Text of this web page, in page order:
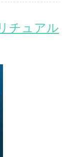
チュアル